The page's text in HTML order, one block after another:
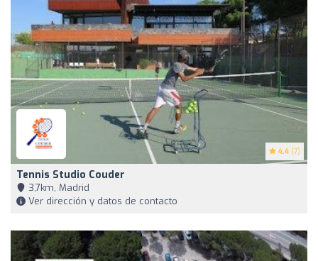
4.4 (7)
Tennis Studio Couder
3,7km, Madrid
Ver dirección y datos de contacto